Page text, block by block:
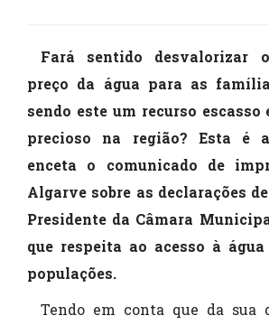
Fará sentido desvalorizar
preço da água para as
sendo este um recurso escasso
precioso na região? Esta é
enceta o comunicado de
Algarve sobre as declarações
Presidente da Câmara
que respeita ao acesso à
populações.
Tendo em conta que da sua